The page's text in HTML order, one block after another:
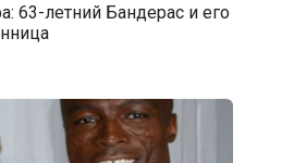
63-летний Бандерас и его